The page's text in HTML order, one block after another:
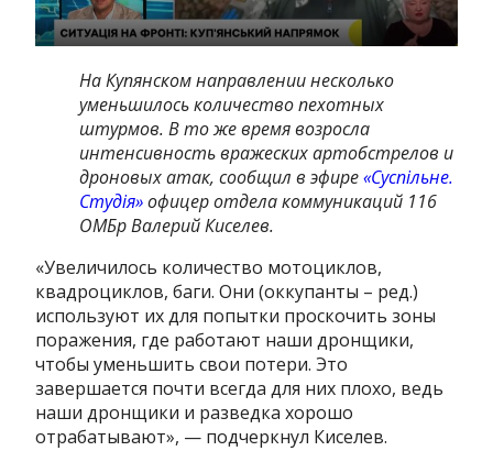
На Купянском направлении несколько
уменьшилось количество пехотных
штурмов. В то же время возросла
интенсивность вражеских артобстрелов и
дроновых атак, сообщил в эфире«Суспільне.
Студія»офицер отдела коммуникаций 116
ОМБр Валерий Киселев.
«Увеличилось количество мотоциклов,
квадроциклов, баги. Они (оккупанты – ред.)
используют их для попытки проскочить зоны
поражения, где работают наши дронщики,
чтобы уменьшить свои потери. Это
завершается почти всегда для них плохо, ведь
наши дронщики и разведка хорошо
отрабатывают», — подчеркнул Киселев.